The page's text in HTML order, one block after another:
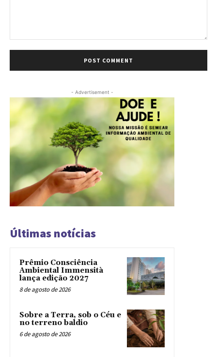
- Advertisement -
Últimas notícias
Prêmio Consciência
Ambiental Immensità
lança edição 2027
8 de agosto de 2026
Sobre a Terra, sob o Céu e
no terreno baldio
6 de agosto de 2026